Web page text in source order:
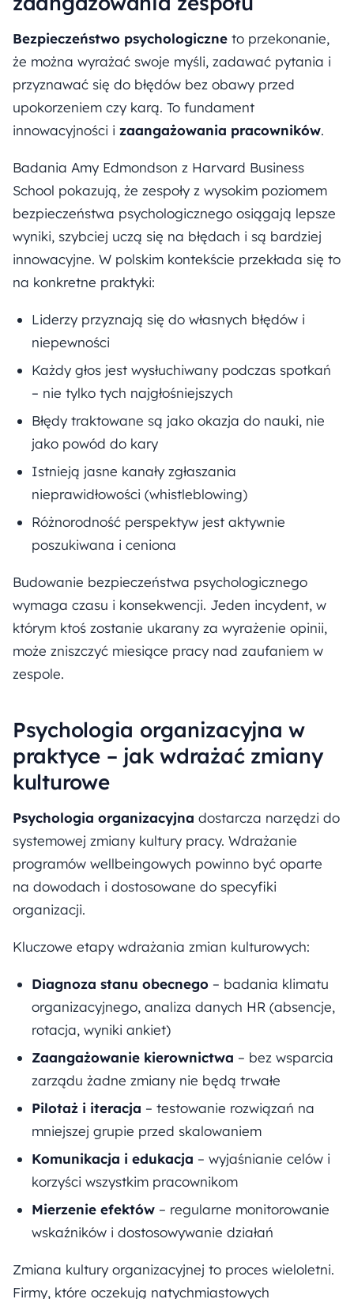
Bezpieczeństwo psychologiczne to przekonanie,
że można wyrażać swoje myśli, zadawać pytania i
przyznawać się do błędów bez obawy przed
upokorzeniem czy karą. To fundament
innowacyjności i zaangażowania pracowników.
Badania Amy Edmondson z Harvard Business
School pokazują, że zespoły z wysokim poziomem
bezpieczeństwa psychologicznego osiągają lepsze
wyniki, szybciej uczą się na błędach i są bardziej
innowacyjne. W polskim kontekście przekłada się to
na konkretne praktyki:
Liderzy przyznają się do własnych błędów i
niepewności
Każdy głos jest wysłuchiwany podczas spotkań
– nie tylko tych najgłośniejszych
Błędy traktowane są jako okazja do nauki, nie
jako powód do kary
Istnieją jasne kanały zgłaszania
nieprawidłowości (whistleblowing)
Różnorodność perspektyw jest aktywnie
poszukiwana i ceniona
Budowanie bezpieczeństwa psychologicznego
wymaga czasu i konsekwencji. Jeden incydent, w
którym ktoś zostanie ukarany za wyrażenie opinii,
może zniszczyć miesiące pracy nad zaufaniem w
zespole.
Psychologia organizacyjna w
praktyce – jak wdrażać zmiany
kulturowe
Psychologia organizacyjna dostarcza narzędzi do
systemowej zmiany kultury pracy. Wdrażanie
programów wellbeingowych powinno być oparte
na dowodach i dostosowane do specyfiki
organizacji.
Kluczowe etapy wdrażania zmian kulturowych:
Diagnoza stanu obecnego – badania klimatu
organizacyjnego, analiza danych HR (absencje,
rotacja, wyniki ankiet)
Zaangażowanie kierownictwa – bez wsparcia
zarządu żadne zmiany nie będą trwałe
Pilotaż i iteracja – testowanie rozwiązań na
mniejszej grupie przed skalowaniem
Komunikacja i edukacja – wyjaśnianie celów i
korzyści wszystkim pracownikom
Mierzenie efektów – regularne monitorowanie
wskaźników i dostosowywanie działań
Zmiana kultury organizacyjnej to proces wieloletni.
Firmy, które oczekują natychmiastowych